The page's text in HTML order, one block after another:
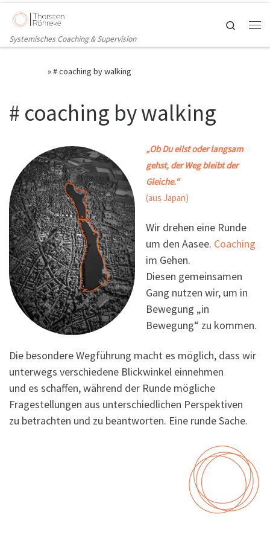
Zum Inhalt springen
Systemisches Coaching & Supervision
Search
»# coaching by walking
# coaching by walking
„Ob Du eilst oder langsam
gehst, der Weg bleibt der
Gleiche.“
(aus Japan)
Wir drehen eine Runde
um den Aasee. Coaching
im Gehen.
Diesen gemeinsamen
Gang nutzen wir, um in
Bewegung „in
Bewegung“ zu kommen.
Die besondere Wegführung macht es möglich, dass wir
unterwegs verschiedene Blickwinkel einnehmen
und es schaffen, während der Runde mögliche
Fragestellungen aus unterschiedlichen Perspektiven
zu betrachten und zu beantworten. Eine runde Sache.